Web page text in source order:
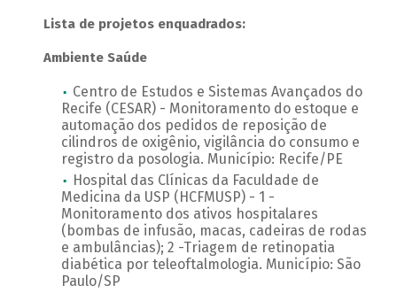
Lista de projetos enquadrados:
Ambiente Saúde
Centro de Estudos e Sistemas Avançados do
Recife (CESAR) - Monitoramento do estoque e
automação dos pedidos de reposição de
cilindros de oxigênio, vigilância do consumo e
registro da posologia. Município: Recife/PE
Hospital das Clínicas da Faculdade de
Medicina da USP (HCFMUSP) - 1 -
Monitoramento dos ativos hospitalares
(bombas de infusão, macas, cadeiras de rodas
e ambulâncias); 2 -Triagem de retinopatia
diabética por teleoftalmologia. Município: São
Paulo/SP